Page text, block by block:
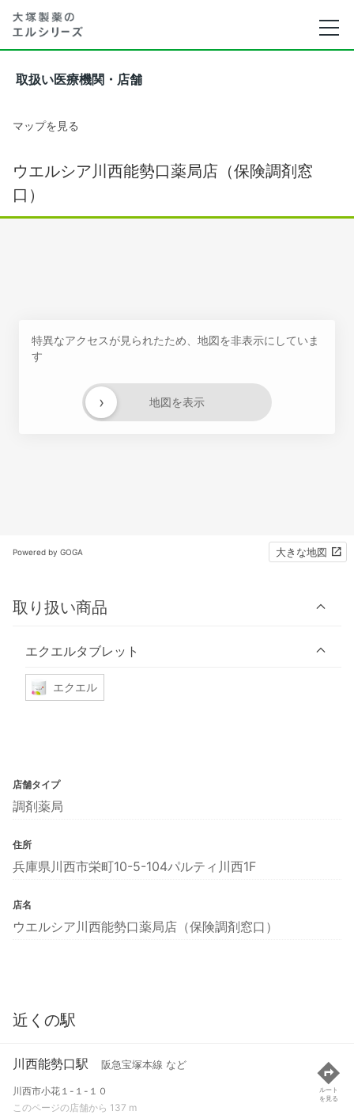
取扱い医療機関・店舗
マップを見る
ウエルシア川西能勢口薬局店（保険調剤窓
口）
特異なアクセスが見られたため、地図を非表示にしていま
す
地図を表示
›
Powered by GOGA 大きな地図
取り扱い商品
エクエルタブレット
エクエル
店舗タイプ
調剤薬局
住所
兵庫県川西市栄町10-5-104パルティ川西1F
店名
ウエルシア川西能勢口薬局店（保険調剤窓口）
近くの駅
川西能勢口駅 阪急宝塚本線 など
川西市小花１-１-１０
このページの店舗から 137 m
ルート
を見る